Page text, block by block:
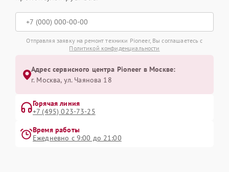
Отправляя заявку на ремонт техники Pioneer, Вы соглашаетесь с
Политикой конфиденциальности
Адрес сервисного центра Pioneer в Москве:
г. Москва, ул. Чаянова 18
Горячая линия
+7 (495) 023-73-25
Время работы
Ежедневно с 9:00 до 21:00